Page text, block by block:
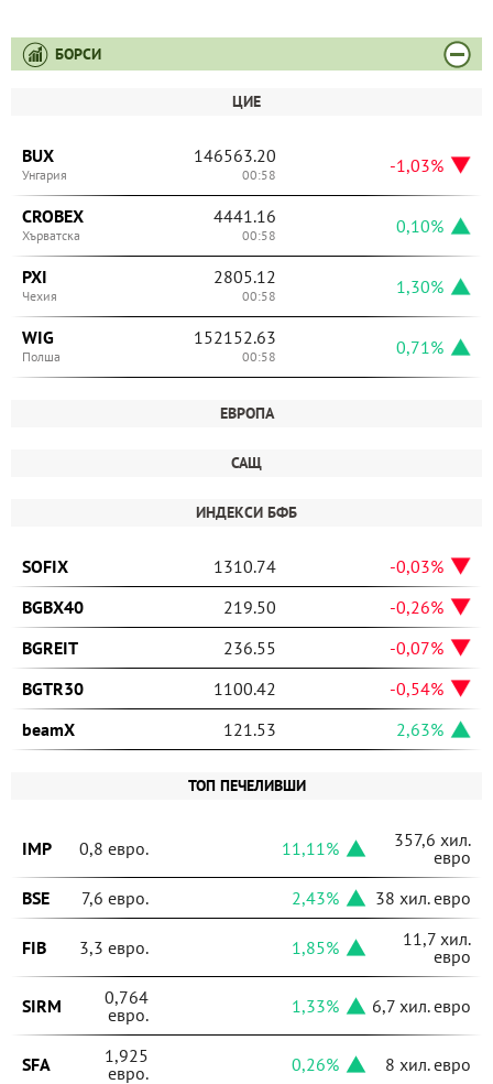
БОРСИ
ЦИЕ
BUX
Унгария
146563.20
00:58 -1,03%
CROBEX
Хърватска
4441.16
00:58 0,10%
PXI
Чехия
2805.12
00:58 1,30%
WIG
Полша
152152.63
00:58 0,71%
ЕВРОПА
САЩ
ИНДЕКСИ БФБ
SOFIX 1310.74
-0,03%
BGBX40
219.50
-0,26%
BGREIT
236.55
-0,07%
BGTR30
1100.42
-0,54%
beamX
121.53 2,63%
ТОП ПЕЧЕЛИВШИ
IMP 0,8 евро. 11,11%
357,6 хил.
евро
BSE
7,6 евро. 2,43% 38 хил. евро
FIB 3,3 евро. 1,85%
11,7 хил.
евро
SIRM
0,764
евро.
1,33% 6,7 хил. евро
SFA
1,925
евро.
0,26% 8 хил. евро